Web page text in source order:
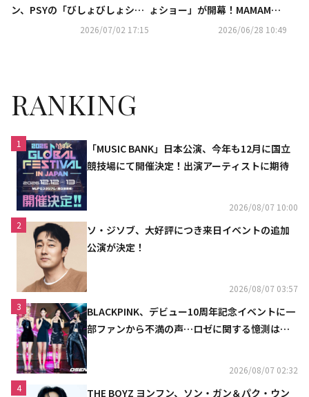
ン、PSYの「びしょびしょショ
ー」オープニング映像に登場…
2026/07/02 17:15
ょショー」が開幕！MAMAMOO
ファサ＆ソン・シギョンも登場
2026/06/28 10:49
RANKING
1
「MUSIC BANK」日本公演、今年も12月に国立
競技場にて開催決定！出演アーティストに期待
2026/08/07 10:00
2
ソ・ジソブ、大好評につき来日イベントの追加
公演が決定！
2026/08/07 03:57
3
BLACKPINK、デビュー10周年記念イベントに一
部ファンから不満の声…ロゼに関する憶測は否
2026/08/07 02:32
4
THE BOYZ ヨンフン、ソン・ガン＆パク・ウン